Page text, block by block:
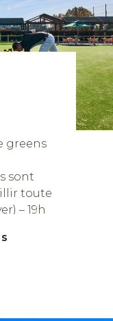
greens
sont
toute
– 19h